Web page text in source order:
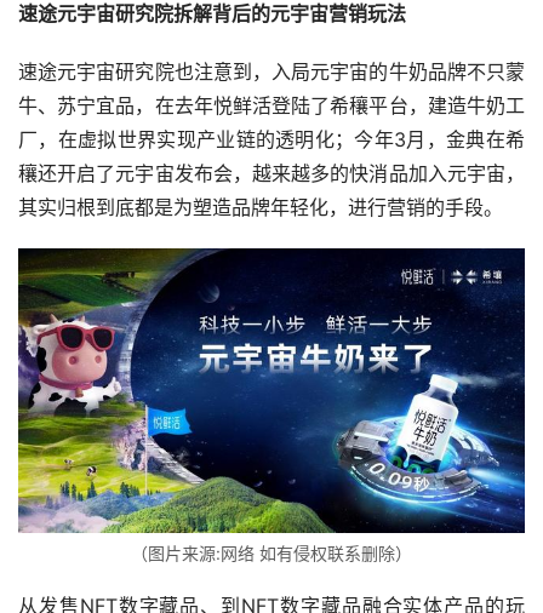
速途元宇宙研究院拆解背后的元宇宙营销玩法
速途元宇宙研究院也注意到，入局元宇宙的牛奶品牌不只蒙
牛、苏宁宜品，在去年悦鲜活登陆了希穰平台，建造牛奶工
厂，在虚拟世界实现产业链的透明化；今年3月，金典在希
穰还开启了元宇宙发布会，越来越多的快消品加入元宇宙，
其实归根到底都是为塑造品牌年轻化，进行营销的手段。
（图片来源:网络 如有侵权联系删除）
从发售NFT数字藏品、到NFT数字藏品融合实体产品的玩